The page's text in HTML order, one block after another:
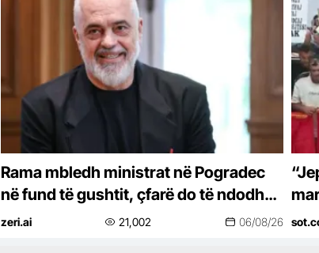
Rama mbledh ministrat në Pogradec
në fund të gushtit, çfarë do të ndodhë
para sezonit të ri politik
zeri.ai 21,002 06/08/26